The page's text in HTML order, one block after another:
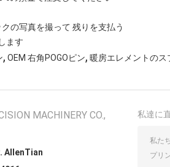
の写真を撮って 残りを支払う
ます
, OEM 右角POGOピン, 暖房エレメントのス
MACHINERY CO.,
AllenTian
私達に